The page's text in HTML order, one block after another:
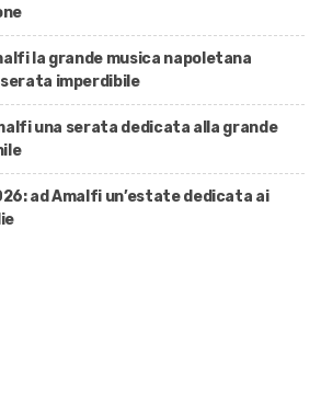
la grande musica napoletana
imperdibile
una serata dedicata alla grande
ad Amalfi un’estate dedicata ai